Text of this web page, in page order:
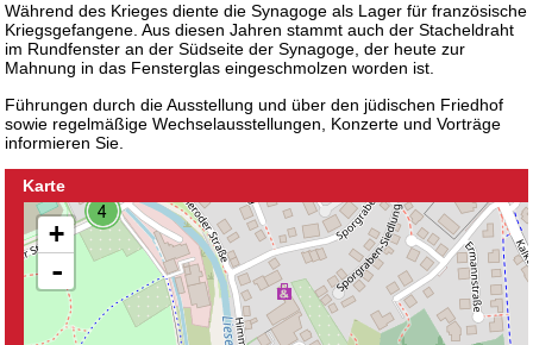
Während des Krieges diente die Synagoge als Lager für französische
Kriegsgefangene. Aus diesen Jahren stammt auch der Stacheldraht
im Rundfenster an der Südseite der Synagoge, der heute zur
Mahnung in das Fensterglas eingeschmolzen worden ist.
Führungen durch die Ausstellung und über den jüdischen Friedhof
sowie regelmäßige Wechselausstellungen, Konzerte und Vorträge
informieren Sie.
Karte
+
-